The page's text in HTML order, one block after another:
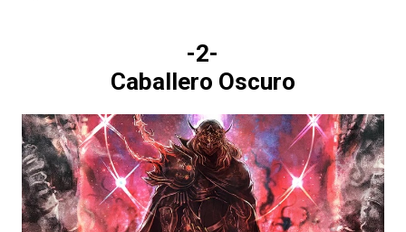
-2-
Caballero Oscuro